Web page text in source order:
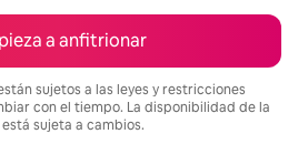
a anfitrionar
sujetos a las leyes y restricciones
con el tiempo. La disponibilidad de la
sujeta a cambios.